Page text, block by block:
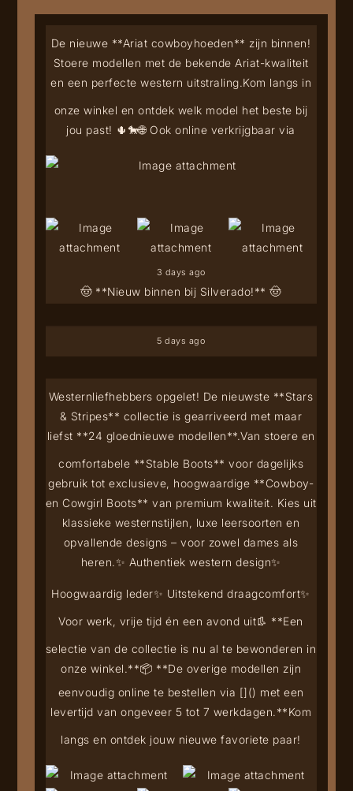
🤠 **Nieuw binnen bij Silverado!** 🤠
De nieuwe **Ariat cowboyhoeden** zijn binnen!
Stoere modellen met de bekende Ariat-kwaliteit
en een perfecte western uitstraling.Kom langs in
onze winkel en ontdek welk model het beste bij
jou past! 🌵🐎🌐 Ook online verkrijgbaar via
3 days ago
5 days ago
Westernliefhebbers opgelet! De nieuwste **Stars
& Stripes** collectie is gearriveerd met maar
liefst **24 gloednieuwe modellen**.Van stoere en
comfortabele **Stable Boots** voor dagelijks
gebruik tot exclusieve, hoogwaardige **Cowboy-
en Cowgirl Boots** van premium kwaliteit. Kies uit
klassieke westernstijlen, luxe leersoorten en
opvallende designs – voor zowel dames als
heren.✨ Authentiek western design✨
Hoogwaardig leder✨ Uitstekend draagcomfort✨
Voor werk, vrije tijd én een avond uit👢 **Een
selectie van de collectie is nu al te bewonderen in
onze winkel.**📦 **De overige modellen zijn
eenvoudig online te bestellen via []() met een
levertijd van ongeveer 5 tot 7 werkdagen.**Kom
langs en ontdek jouw nieuwe favoriete paar!